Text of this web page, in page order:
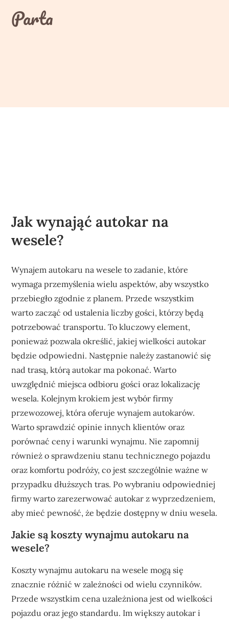
contentParta
Jak wynająć autokar na
wesele?
Wynajem autokaru na wesele to zadanie, które
wymaga przemyślenia wielu aspektów, aby wszystko
przebiegło zgodnie z planem. Przede wszystkim
warto zacząć od ustalenia liczby gości, którzy będą
potrzebować transportu. To kluczowy element,
ponieważ pozwala określić, jakiej wielkości autokar
będzie odpowiedni. Następnie należy zastanowić się
nad trasą, którą autokar ma pokonać. Warto
uwzględnić miejsca odbioru gości oraz lokalizację
wesela. Kolejnym krokiem jest wybór firmy
przewozowej, która oferuje wynajem autokarów.
Warto sprawdzić opinie innych klientów oraz
porównać ceny i warunki wynajmu. Nie zapomnij
również o sprawdzeniu stanu technicznego pojazdu
oraz komfortu podróży, co jest szczególnie ważne w
przypadku dłuższych tras. Po wybraniu odpowiedniej
firmy warto zarezerwować autokar z wyprzedzeniem,
aby mieć pewność, że będzie dostępny w dniu wesela.
Jakie są koszty wynajmu autokaru na
wesele?
Koszty wynajmu autokaru na wesele mogą się
znacznie różnić w zależności od wielu czynników.
Przede wszystkim cena uzależniona jest od wielkości
pojazdu oraz jego standardu. Im większy autokar i